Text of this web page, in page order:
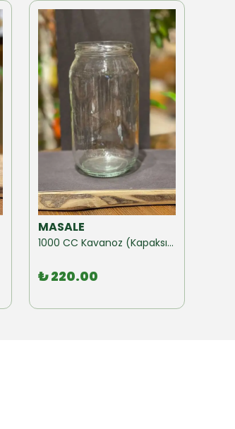
MASALE
1000 CC Kavanoz (Kapaksız) 10 Adet
₺ 220.00